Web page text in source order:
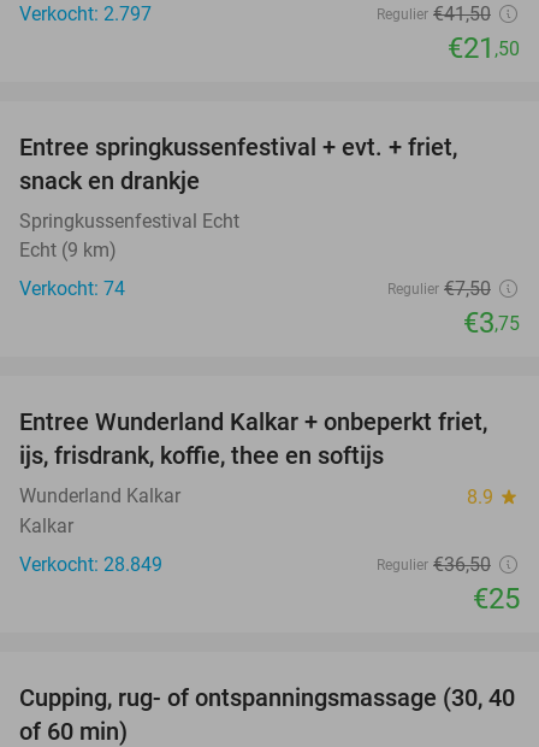
Verkocht: 2.797
Regulier €41,50
€21 ,50
Entree springkussenfestival + evt. + friet,
snack en drankje
Springkussenfestival Echt
Echt (9 km)
Verkocht: 74
Regulier €7,50
€3,75
32%
Entree Wunderland Kalkar + onbeperkt friet,
ijs, frisdrank, koffie, thee en softijs
Wunderland Kalkar 8.9 star
Kalkar
Verkocht: 28.849
Regulier €36,50
€25
60%
Cupping, rug- of ontspanningsmassage (30, 40
of 60 min)